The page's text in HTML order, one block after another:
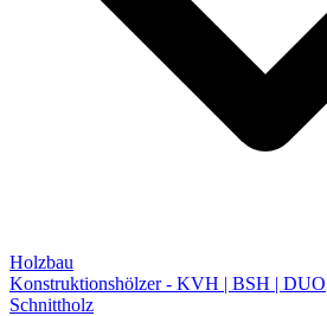
Holzbau
Konstruktionshölzer - KVH | BSH | DUO
Schnittholz